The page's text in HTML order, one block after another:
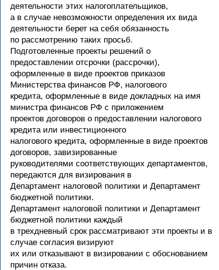
деятельности этих налогоплательщиков,
а в случае невозможности определения их вида
деятельности берет на себя обязанность
по рассмотрению таких просьб.
Подготовленные проекты решений о
предоставлении отсрочки (рассрочки),
оформленные в виде проектов приказов
Министерства финансов РФ, налогового
кредита, оформленные в виде докладных на имя
министра финансов РФ с приложением
проектов договоров о предоставлении налогового
кредита или инвестиционного
налогового кредита, оформленные в виде проектов
договоров, завизированные
руководителями соответствующих департаментов,
передаются для визирования в
Департамент налоговой политики и Департамент
бюджетной политики.
Департамент налоговой политики и Департамент
бюджетной политики каждый
в трехдневный срок рассматривают эти проекты и в
случае согласия визируют
их или отказывают в визировании с обоснованием
причин отказа.